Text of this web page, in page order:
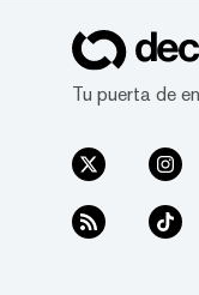
Tu puerta de